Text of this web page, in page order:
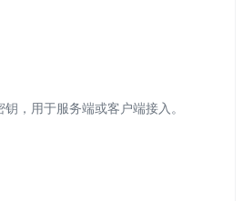
，用于服务端或客户端接入。